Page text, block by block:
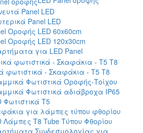
Panel LED
Panel LED
Οροφής LED 60x60cm
Οροφής LED 120x30cm
για LED Panel
φωτιστικά - Σκαφάκια - Τ5 T8
Φωτιστικά Οροφής-Τοίχου
Φωτιστικά αδιάβροχα IP65
Φωτιστικά T5
για λάμπες τύπου φθορίου
Λάμπες T8 Tube Τύπου Φθορίου
Συνδεσμολογίας για